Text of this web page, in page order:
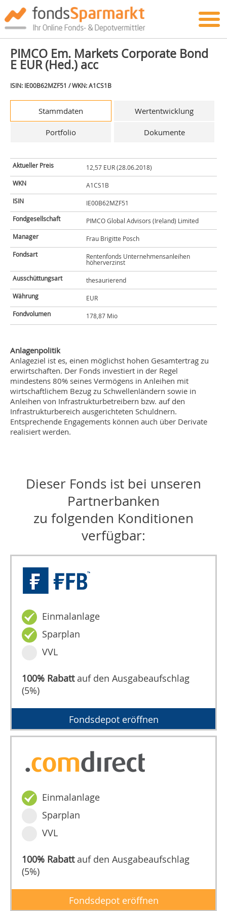
PIMCO Em. Markets Corporate Bond
E EUR (Hed.) acc
ISIN: IE00B62MZF51 / WKN: A1CS1B
Stammdaten Wertentwicklung
Portfolio Dokumente
Aktueller Preis
12,57 EUR (28.06.2018)
WKN
A1CS1B
ISIN
IE00B62MZF51
Fondgesellschaft
PIMCO Global Advisors (Ireland) Limited
Manager
Frau Brigitte Posch
Fondsart
Rentenfonds Unternehmensanleihen
höherverzinst
Ausschüttungsart
thesaurierend
Währung
EUR
Fondvolumen
178,87 Mio
Anlagenpolitik
Anlageziel ist es, einen möglichst hohen Gesamtertrag zu
erwirtschaften. Der Fonds investiert in der Regel
mindestens 80% seines Vermögens in Anleihen mit
wirtschaftlichem Bezug zu Schwellenländern sowie in
Anleihen von Infrastrukturbetreibern bzw. auf den
Infrastrukturbereich ausgerichteten Schuldnern.
Entsprechende Engagements können auch über Derivate
realisiert werden.
Dieser Fonds ist bei unseren
Partnerbanken
zu folgenden Konditionen
verfügbar:
Einmalanlage
Sparplan
VVL
100% Rabattauf den Ausgabeaufschlag
(5%)
Fondsdepot eröffnen
Einmalanlage
Sparplan
VVL
100% Rabattauf den Ausgabeaufschlag
(5%)
Fondsdepot eröffnen